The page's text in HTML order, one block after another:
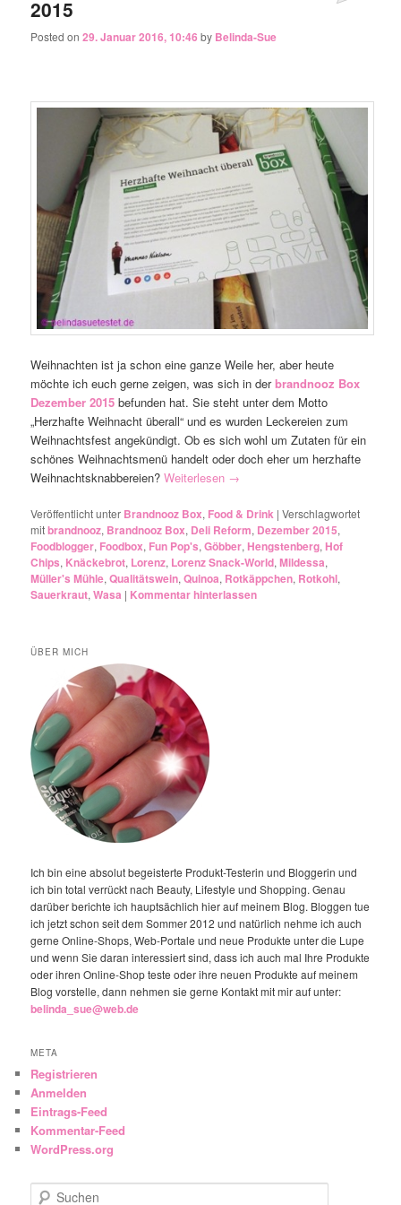
2015
Posted on29. Januar 2016, 10:46 by Belinda-Sue
Weihnachten ist ja schon eine ganze Weile her, aber heute
möchte ich euch gerne zeigen, was sich in derbrandnooz Box
Dezember 2015 befunden hat. Sie steht unter dem Motto
„Herzhafte Weihnacht überall“ und es wurden Leckereien zum
Weihnachtsfest angekündigt. Ob es sich wohl um Zutaten für ein
schönes Weihnachtsmenü handelt oder doch eher um herzhafte
Weihnachtsknabbereien?Weiterlesen →
Veröffentlicht unter Brandnooz Box, Food & Drink |Verschlagwortet
mitbrandnooz, Brandnooz Box, Deli Reform, Dezember 2015,
Foodblogger, Foodbox, Fun Pop's,Göbber,Hengstenberg,Hof
Chips, Knäckebrot, Lorenz, Lorenz Snack-World,Mildessa,
Müller's Mühle,Qualitätswein,Quinoa, Rotkäppchen, Rotkohl,
Sauerkraut,Wasa | Kommentar hinterlassen
ÜBER MICH
Ich bin eine absolut begeisterte Produkt-Testerin und Bloggerin und
ich bin total verrückt nach Beauty, Lifestyle und Shopping. Genau
darüber berichte ich hauptsächlich hier auf meinem Blog. Bloggen tue
ich jetzt schon seit dem Sommer 2012 und natürlich nehme ich auch
gerne Online-Shops, Web-Portale und neue Produkte unter die Lupe
und wenn Sie daran interessiert sind, dass ich auch mal Ihre Produkte
oder ihren Online-Shop teste oder ihre neuen Produkte auf meinem
Blog vorstelle, dann nehmen sie gerne Kontakt mit mir auf unter:
belinda_sue@web.de
META
Registrieren
Anmelden
Eintrags-Feed
Kommentar-Feed
WordPress.org
Suchen